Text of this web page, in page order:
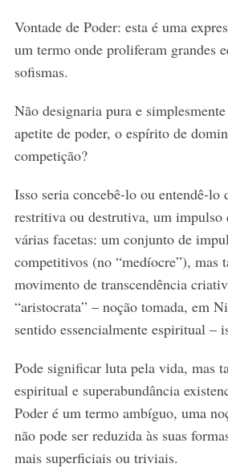
Vontade de Poder: esta é uma
um termo onde proliferam grandes
sofismas.
Não designaria pura e
apetite de poder, o espírito de
competição?
Isso seria concebê-lo ou entendê-lo
restritiva ou destrutiva, um impulso
várias facetas: um conjunto de
competitivos (no “medíocre”), mas
movimento de transcendência
“aristocrata” – noção tomada, em
sentido essencialmente espiritual –
Pode significar luta pela vida, mas
espiritual e superabundância
Poder é um termo ambíguo, uma
não pode ser reduzida às suas
mais superficiais ou triviais.
r
c
f
r
: